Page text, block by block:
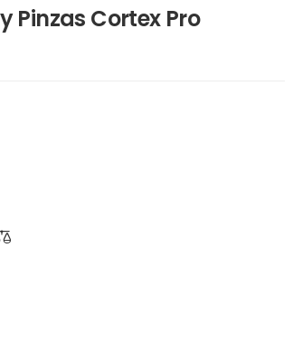
Pinzas Cortex Pro